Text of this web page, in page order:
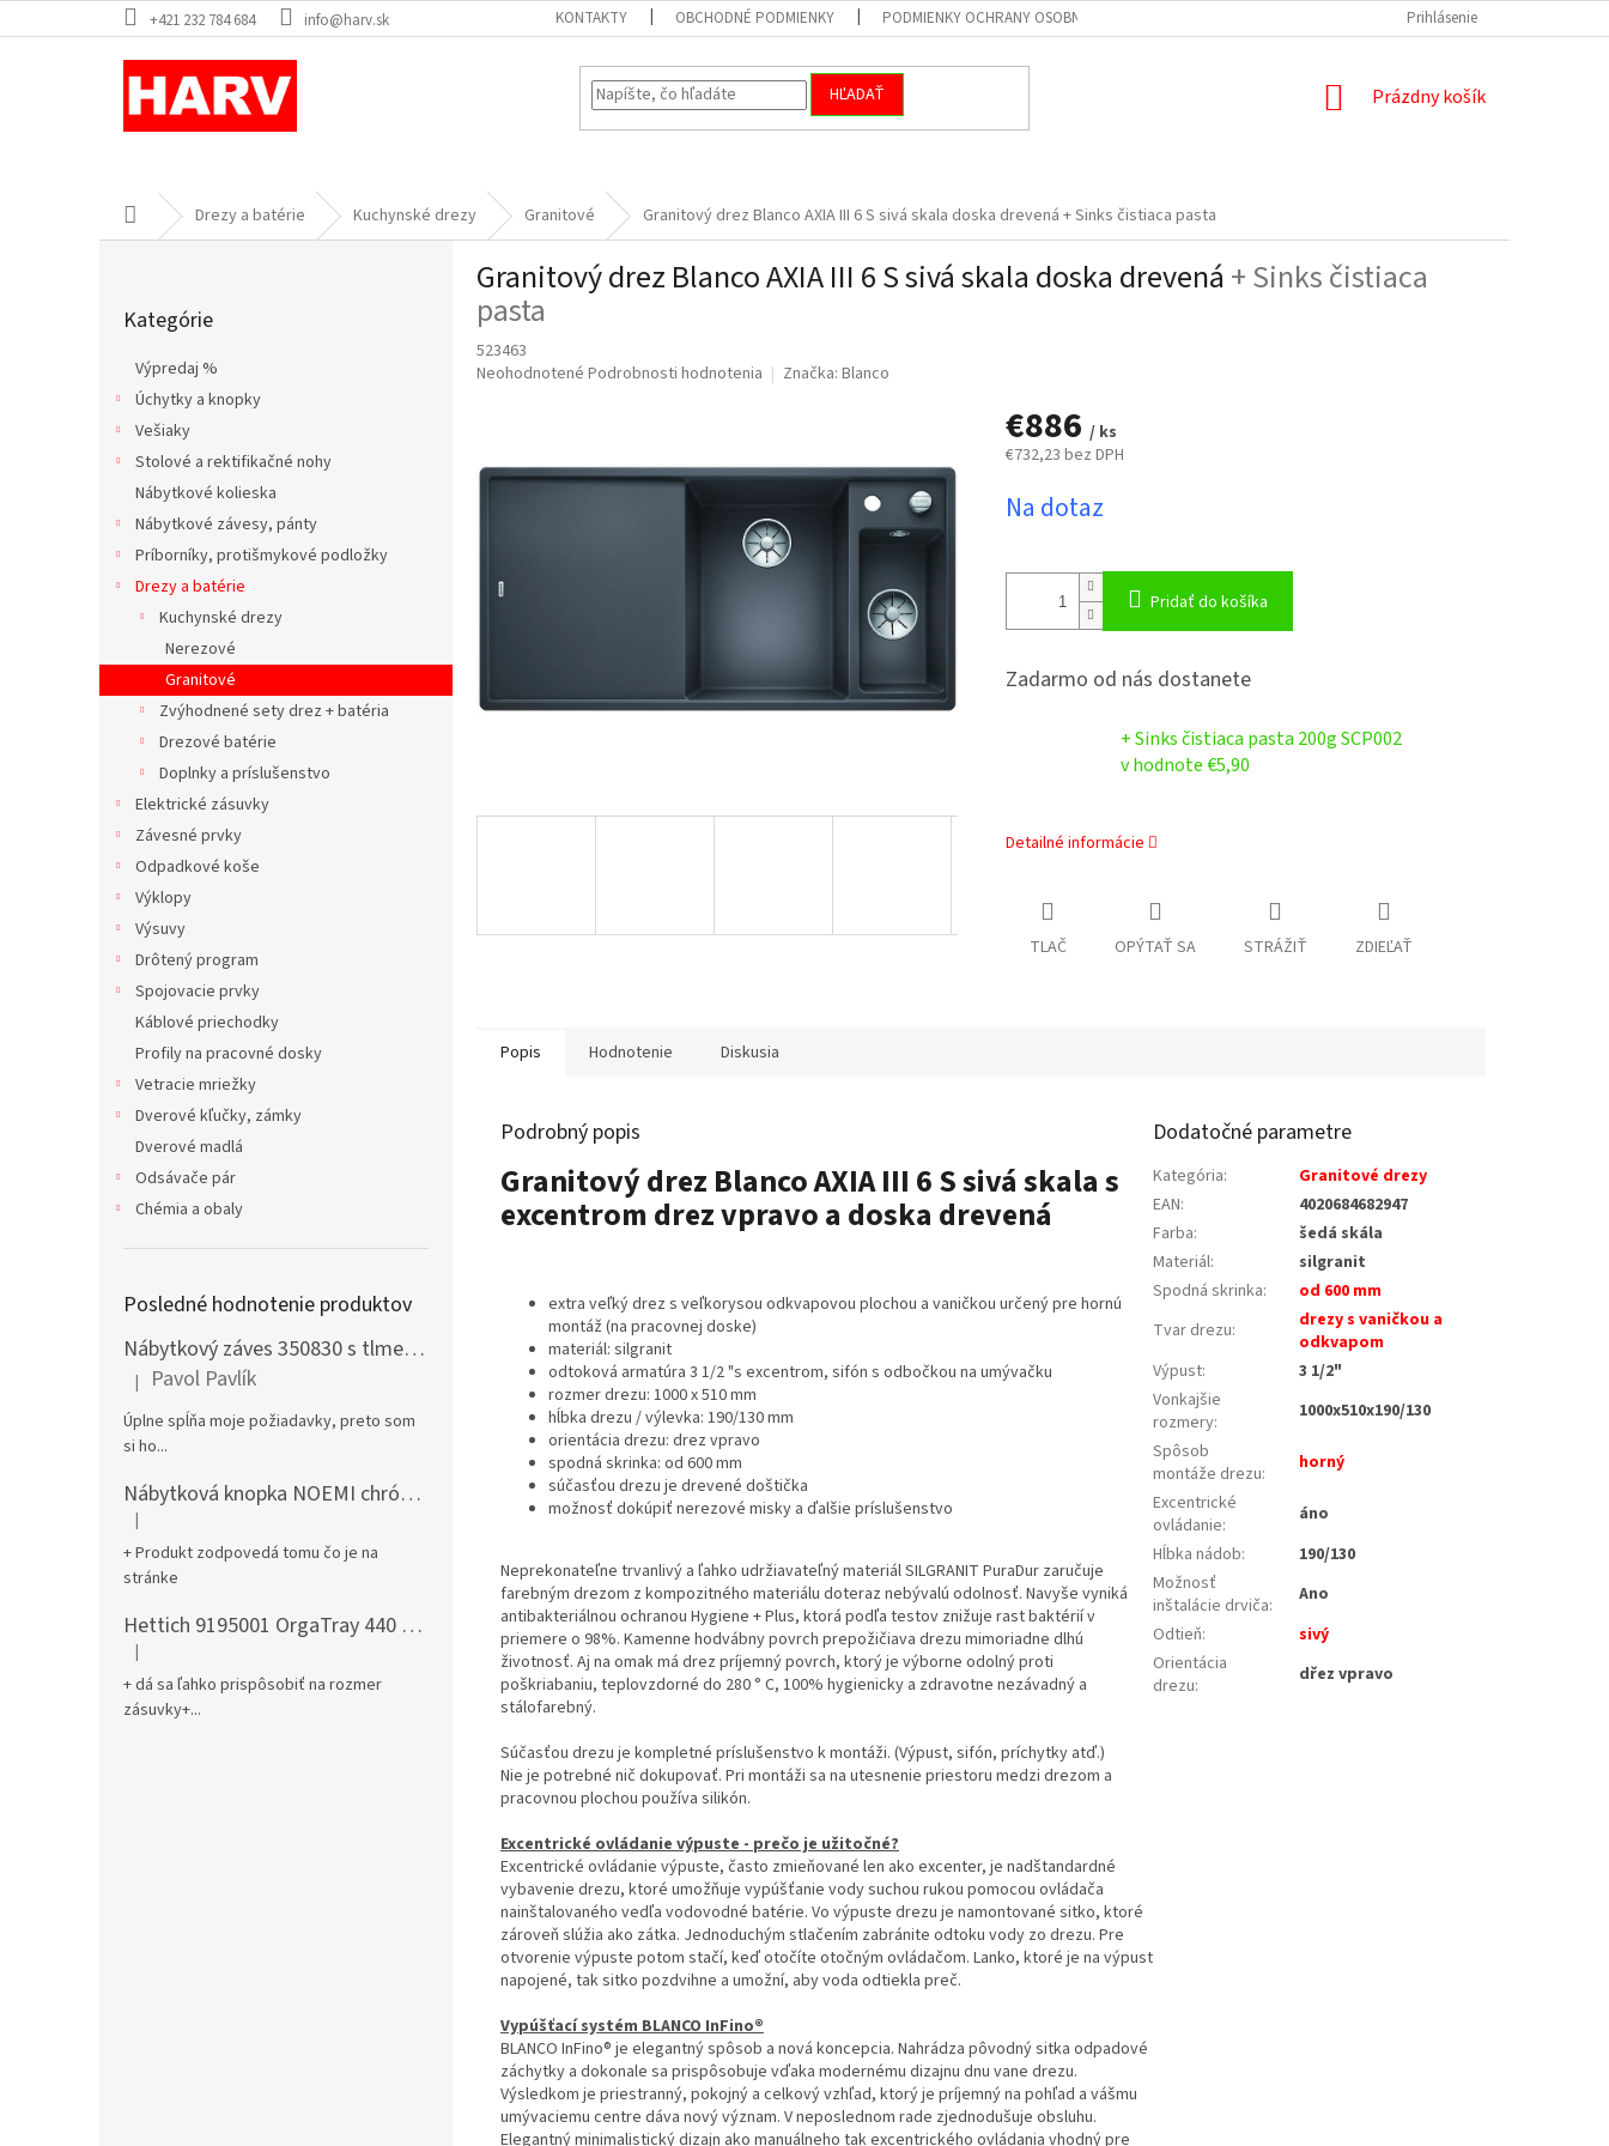
na
+421 232 784 684 info@harv.sk KONTAKTY OBCHODNÉ PODMIENKY PODMIENKY OCHRANY OSOBNÝCH ÚDAJOV REKLAMÁCIA
Prihlásenie
HĽADAŤ
NÁKUPNÝ
Prázdny košík
DomovDrezy a batérie Kuchynské drezy Granitové Granitový drez Blanco AXIA III 6 S sivá skala doska drevená + Sinks čistiaca pasta
kategórie
Kategórie
Výpredaj %
Úchytky a knopky
Vešiaky
Stolové a rektifikačné nohy
Nábytkové kolieska
Nábytkové závesy, pánty
Príborníky, protišmykové podložky
Drezy a batérie
Kuchynské drezy
Nerezové
Granitové
Zvýhodnené sety drez + batéria
Drezové batérie
Doplnky a príslušenstvo
Elektrické zásuvky
Závesné prvky
Odpadkové koše
Výklopy
Výsuvy
Drôtený program
Spojovacie prvky
Káblové priechodky
Profily na pracovné dosky
Vetracie mriežky
Dverové kľučky, zámky
Dverové madlá
Odsávače pár
Chémia a obaly
Posledné hodnotenie produktov
Nábytkový záves 350830 s tlmením naložený + podložka H0 na vrut
Hodnotenie produktu je 5 z 5 hviezdičiek.
| Pavol Pavlík
Úplne spĺňa moje požiadavky, preto som
si ho...
Nábytková knopka NOEMI chróm satén
Hodnotenie produktu je 5 z 5 hviezdičiek.
|
+ Produkt zodpovedá tomu čo je na
stránke
Hettich 9195001 OrgaTray 440 701-800/441-520 mm antracit
Hodnotenie produktu je 5 z 5 hviezdičiek.
|
+ dá sa ľahko prispôsobiť na rozmer
zásuvky+...
Granitový drez Blanco AXIA III 6 S sivá skala doska drevená + Sinks čistiaca
pasta
523463
Priemerné
0,0
Neohodnotené Podrobnosti hodnotenia Značka: Blanco
€886 / ks
€732,23 bez DPH
cena:
Na dotaz
Pridať do košíka
Zadarmo od nás dostanete
+ Sinks čistiaca pasta 200g SCP002
v hodnote €5,90
Detailné informácie
TLAČ OPÝTAŤ SA STRÁŽIŤ ZDIEĽAŤ
Popis Hodnotenie Diskusia
Podrobný popis
Granitový drez Blanco AXIA III 6 S sivá skala s
excentrom drez vpravo a doska drevená
extra veľký drez s veľkorysou odkvapovou plochou a vaničkou určený pre hornú
montáž (na pracovnej doske)
materiál: silgranit
odtoková armatúra 3 1/2 "s excentrom, sifón s odbočkou na umývačku
rozmer drezu: 1000 x 510 mm
hĺbka drezu / výlevka: 190/130 mm
orientácia drezu: drez vpravo
spodná skrinka: od 600 mm
súčasťou drezu je drevené doštička
možnosť dokúpiť nerezové misky a ďalšie príslušenstvo
Neprekonateľne trvanlivý a ľahko udržiavateľný materiál SILGRANIT PuraDur zaručuje
farebným drezom z kompozitného materiálu doteraz nebývalú odolnosť. Navyše vyniká
antibakteriálnou ochranou Hygiene + Plus, ktorá podľa testov znižuje rast baktérií v
priemere o 98%. Kamenne hodvábny povrch prepožičiava drezu mimoriadne dlhú
životnosť. Aj na omak má drez príjemný povrch, ktorý je výborne odolný proti
poškriabaniu, teplovzdorné do 280 ° C, 100% hygienicky a zdravotne nezávadný a
stálofarebný.
Súčasťou drezu je kompletné príslušenstvo k montáži. (Výpust, sifón, príchytky atď.)
Nie je potrebné nič dokupovať. Pri montáži sa na utesnenie priestoru medzi drezom a
pracovnou plochou používa silikón.
Excentrické ovládanie výpuste - prečo je užitočné?
Excentrické ovládanie výpuste, často zmieňované len ako excenter, je nadštandardné
vybavenie drezu, ktoré umožňuje vypúšťanie vody suchou rukou pomocou ovládača
nainštalovaného vedľa vodovodné batérie. Vo výpuste drezu je namontované sitko, ktoré
zároveň slúžia ako zátka. Jednoduchým stlačením zabránite odtoku vody zo drezu. Pre
otvorenie výpuste potom stačí, keď otočíte otočným ovládačom. Lanko, ktoré je na výpust
napojené, tak sitko pozdvihne a umožní, aby voda odtiekla preč.
Vypúšťací systém BLANCO InFino®
BLANCO InFino® je elegantný spôsob a nová koncepcia. Nahrádza pôvodný sitka odpadové
záchytky a dokonale sa prispôsobuje vďaka modernému dizajnu dnu vane drezu.
Výsledkom je priestranný, pokojný a celkový vzhľad, ktorý je príjemný na pohľad a vášmu
umývaciemu centre dáva nový význam. V neposlednom rade zjednodušuje obsluhu.
Elegantný minimalistický dizajn ako manuálneho tak excentrického ovládania vhodný pre
Dodatočné parametre
Kategória:
Granitové drezy
EAN:
4020684682947
Farba:
šedá skála
Materiál:
silgranit
Spodná skrinka:
od 600 mm
Tvar drezu:
drezy s vaničkou a
odkvapom
Výpust:
3 1/2"
Vonkajšie
rozmery:
1000x510x190/130
Spôsob
montáže drezu:
horný
Excentrické
ovládanie:
áno
Hĺbka nádob:
190/130
Možnosť
inštalácie drviča:
Ano
Odtieň:
sivý
Orientácia
drezu: dřez vpravo